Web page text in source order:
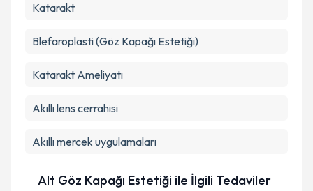
Katarakt
Blefaroplasti (Göz Kapağı Estetiği)
Katarakt Ameliyatı
Akıllı lens cerrahisi
Akıllı mercek uygulamaları
Alt Göz Kapağı Estetiği ile İlgili Tedaviler